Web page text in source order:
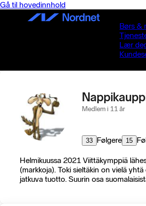
Gå til hovedinnhold
Børs &
Lær
Medlem i 11 år
33 Følgere 15
Helmikuussa 2021 Viittäkymppiä
(markkoja). Toki sieltäkin on vielä
jatkuva tuotto. Suurin osa